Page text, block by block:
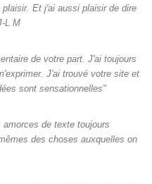
Et j'ai aussi plaisir de dire
L M
de votre part. J'ai toujours
J'ai trouvé votre site et
sont sensationnelles"
de texte toujours
des choses auxquelles on